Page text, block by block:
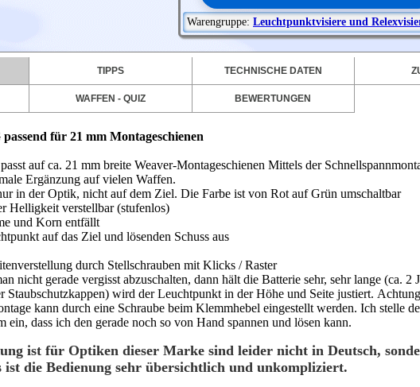
Warengruppe: Leuchtpunktvisiere und
TIPPS TECHNISCHE DATEN
WAFFEN - QUIZ BEWERTUNGEN
für 21 mm Montageschienen
auf ca. 21 mm breite Weaver-Montageschienen Mittels der
Ergänzung auf vielen Waffen.
in der Optik, nicht auf dem Ziel. Die Farbe ist von Rot auf Grün umschaltbar
Helligkeit verstellbar (stufenlos)
und Korn entfällt
auf das Ziel und lösenden Schuss aus
durch Stellschrauben mit Klicks / Raster
nicht gerade vergisst abzuschalten, dann hält die Batterie sehr, sehr lange (ca. 2
Staubschutzkappen) wird der Leuchtpunkt in der Höhe und Seite justiert.
kann durch eine Schraube beim Klemmhebel eingestellt werden. Ich stelle
ein, dass ich den gerade noch so von Hand spannen und lösen kann.
ist für Optiken dieser Marke sind leider nicht in Deutsch,
die Bedienung sehr übersichtlich und unkompliziert.